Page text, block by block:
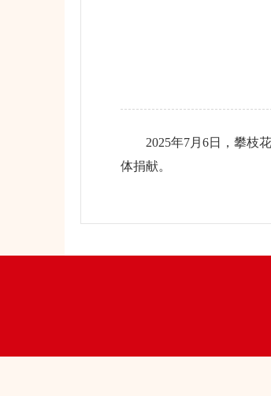
2025年7月6日，攀枝花
体捐献。